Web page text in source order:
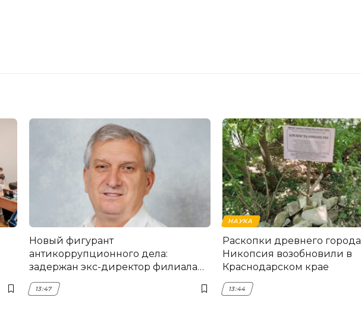
Новый фигурант
антикоррупционного дела:
задержан экс-директор филиала
НЭСК Крымска
13:47
НАУКА
Раскопки древнего города
Никопсия возобновили в
Краснодарском крае
13:44